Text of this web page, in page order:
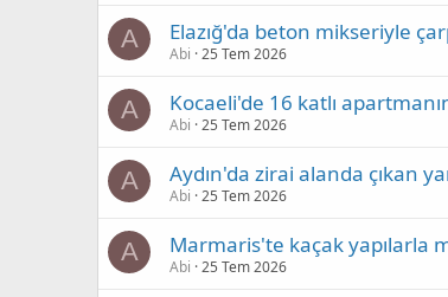
A Elazığ'da beton mikseriyle
Abi 25 Tem 2026
A Kocaeli'de 16 katlı
Abi 25 Tem 2026
A Aydın'da zirai alanda çıkan
Abi 25 Tem 2026
A Marmaris'te kaçak yapılarla
Abi 25 Tem 2026